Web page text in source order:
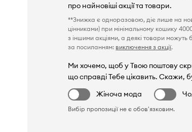
про найновіші акції та товари.
**Знижка є одноразовою, діє лише на
цінниками) при мінімальному кошику
з іншими акціями, а деякі товари можуть
за посиланням: виключення з акції.
Ми хочемо, щоб у Твою поштову
що справді Тебе цікавить. Скажи,
Жіноча мода
Вибір пропозиції не є обов'язковим.